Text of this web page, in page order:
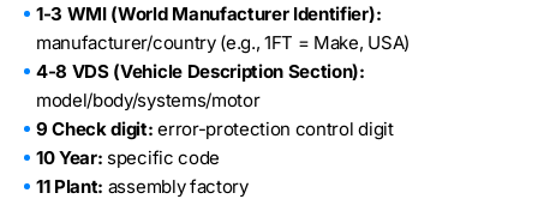
1-3 WMI (World Manufacturer Identifier):
manufacturer/country (e.g., 1FT = Make, USA)
4-8 VDS (Vehicle Description Section):
model/body/systems/motor
9 Check digit: error-protection control digit
10 Year: specific code
11 Plant: assembly factory